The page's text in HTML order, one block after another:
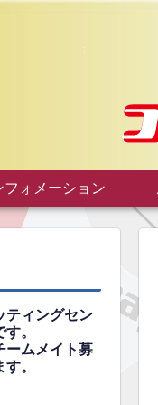
フォメーション
ティングセン
。
ームメイト募
。